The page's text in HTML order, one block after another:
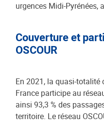
urgences Midi-Pyrénées,
Couverture et
OSCOUR
En 2021, la quasi-totalité
France participe au
ainsi 93,3 % des
territoire. Le réseau